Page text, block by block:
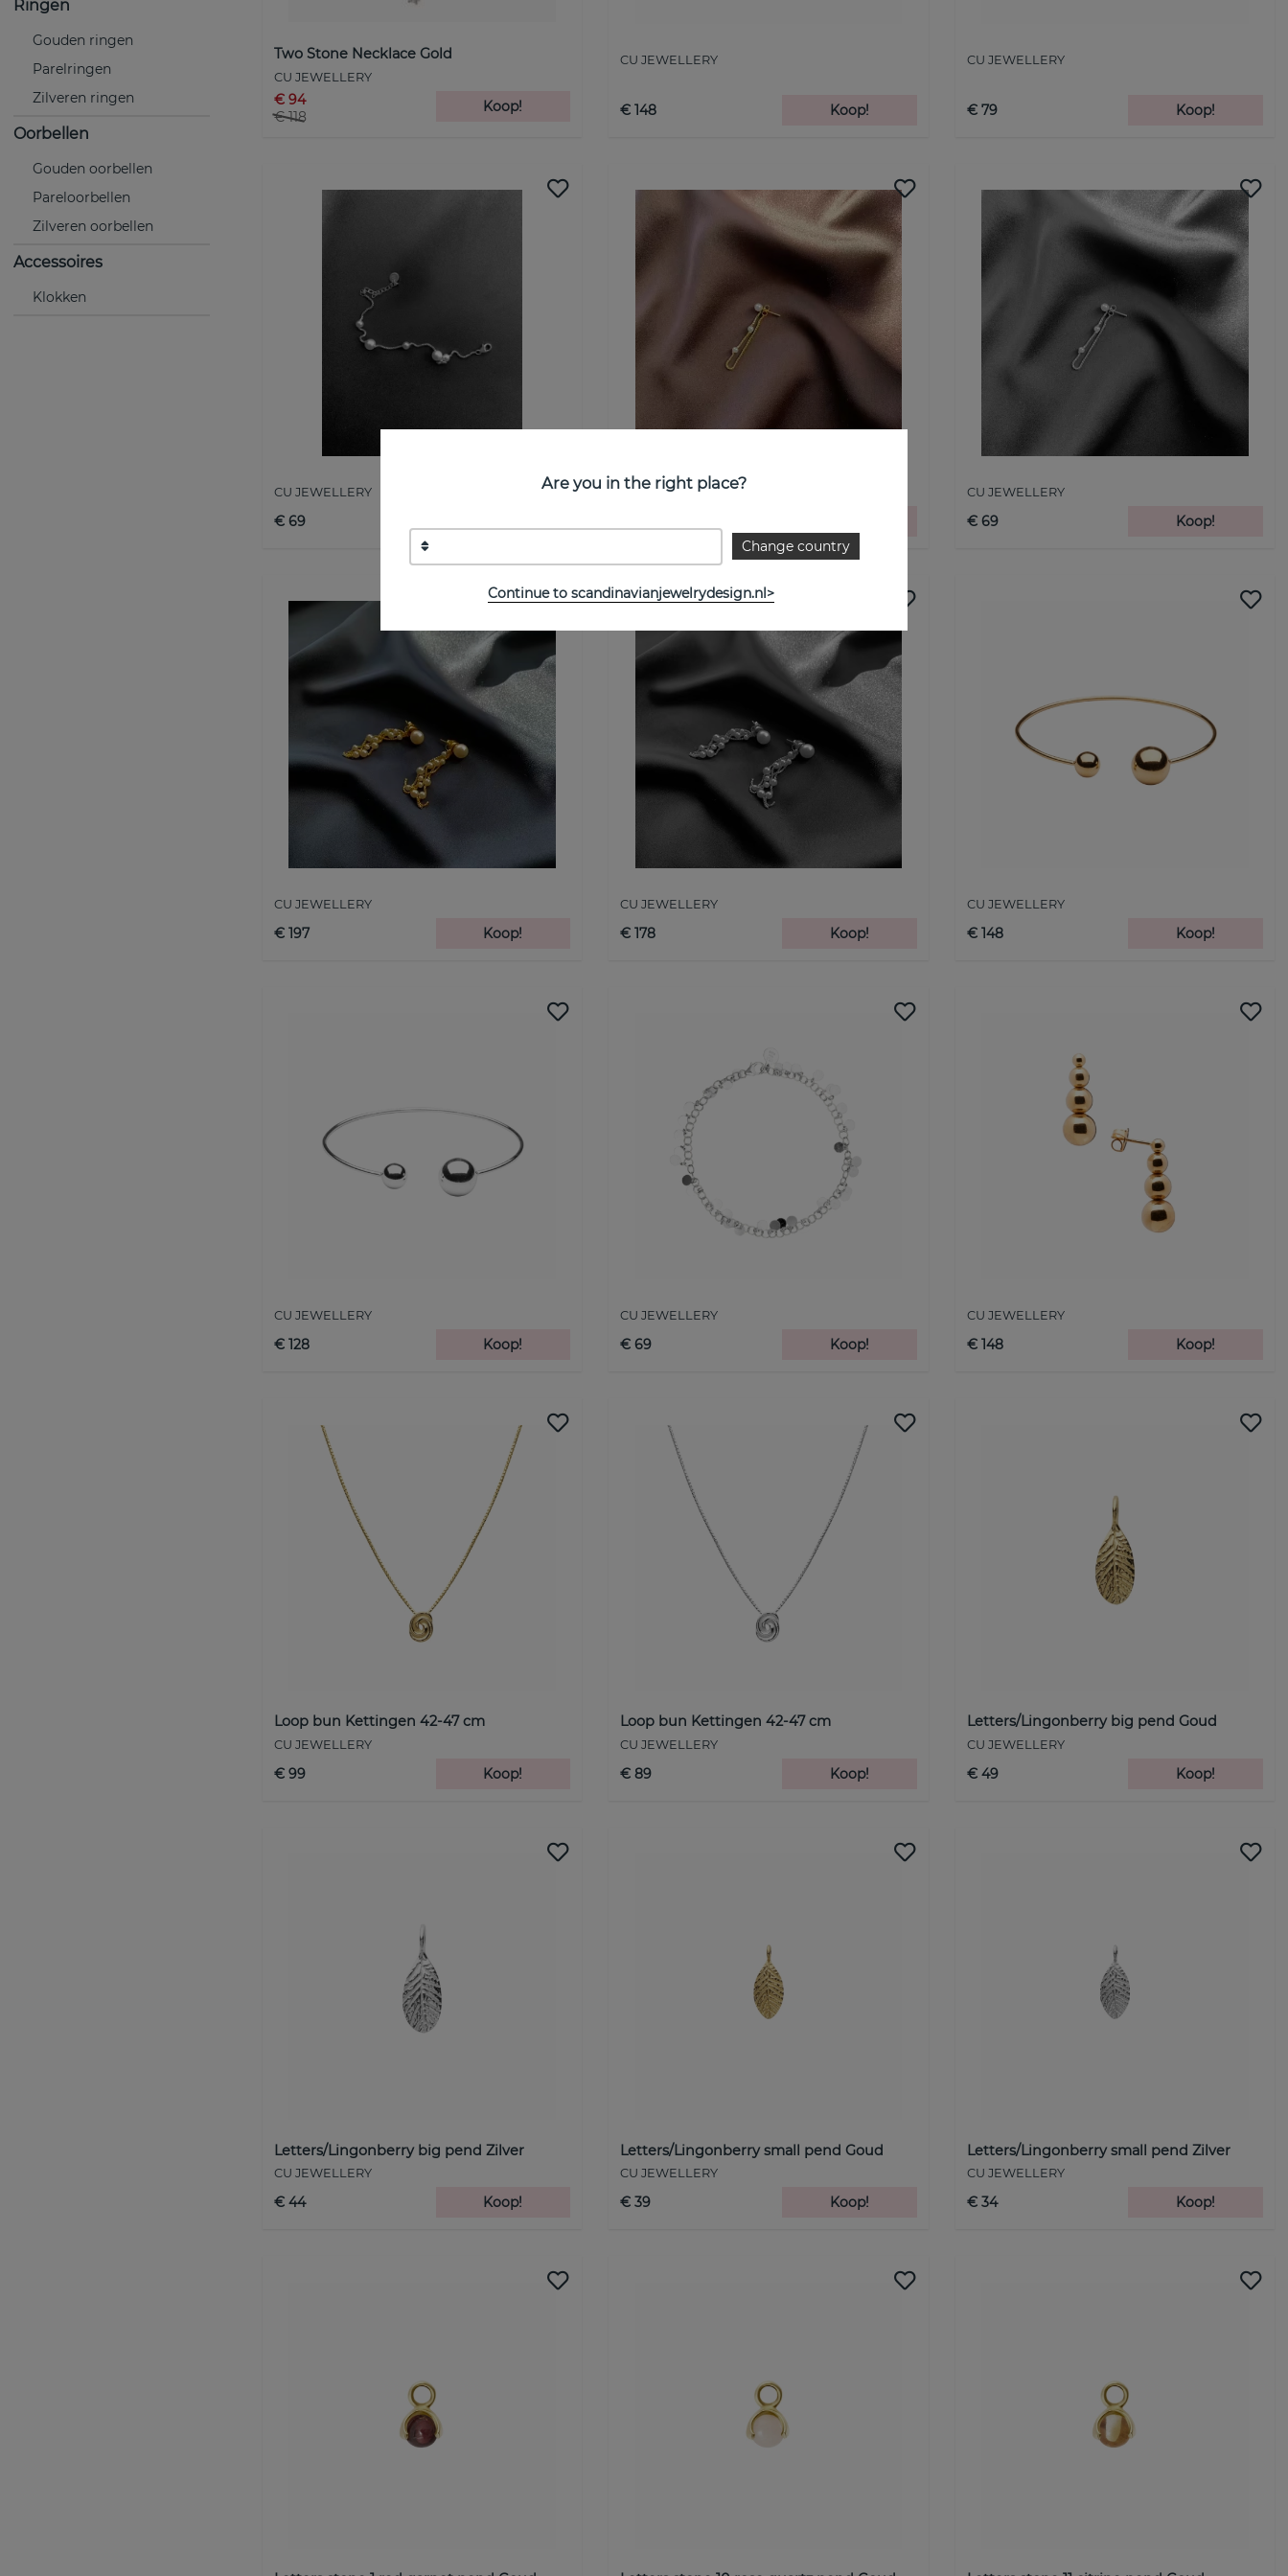
Ringen
Gouden ringen
Parelringen
Zilveren ringen
Oorbellen
Gouden oorbellen
Pareloorbellen
Zilveren oorbellen
Accessoires
Klokken
Two Stone Necklace Gold
CU JEWELLERY
€ 94
€ 118
Koop!
CU JEWELLERY
€ 148 Koop!
CU JEWELLERY
€ 79 Koop!
CU JEWELLERY
€ 69
CU JEWELLERY CU JEWELLERY
€ 69 Koop!
CU JEWELLERY
€ 197 Koop!
CU JEWELLERY
€ 178 Koop!
CU JEWELLERY
€ 148 Koop!
CU JEWELLERY
€ 128 Koop!
CU JEWELLERY
€ 69 Koop!
CU JEWELLERY
€ 148 Koop!
Loop bun Kettingen 42-47 cm
CU JEWELLERY
€ 99 Koop!
Loop bun Kettingen 42-47 cm
CU JEWELLERY
€ 89 Koop!
Letters/Lingonberry big pend Goud
CU JEWELLERY
€ 49 Koop!
Letters/Lingonberry big pend Zilver
CU JEWELLERY
€ 44 Koop!
Letters/Lingonberry small pend Goud
CU JEWELLERY
€ 39 Koop!
Letters/Lingonberry small pend Zilver
CU JEWELLERY
€ 34 Koop!
Are you in the right place?
Change country
Continue to scandinavianjewelrydesign.nl>